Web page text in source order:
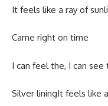
It feels like a ray of
Came right on time
I can feel the, I can see
Silver liningIt feels like